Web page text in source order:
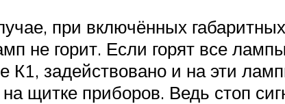
при включённых
не горит. Если горят все
К1, задействовано и на эти
щитке приборов. Ведь стоп